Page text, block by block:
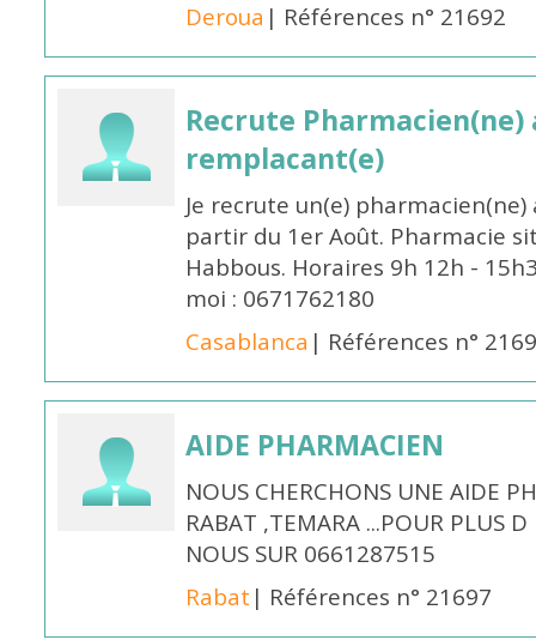
Deroua | Références n° 21692
Recrute
remplacant(e)
Je recrute un(e)
partir du 1er Août. Pharmacie
Habbous. Horaires 9h 12h -
moi : 0671762180
Casablanca | Références n°
AIDE PHARMACIEN
NOUS CHERCHONS UNE AIDE
RABAT ,TEMARA ...POUR PLUS
NOUS SUR 0661287515
Rabat | Références n° 21697